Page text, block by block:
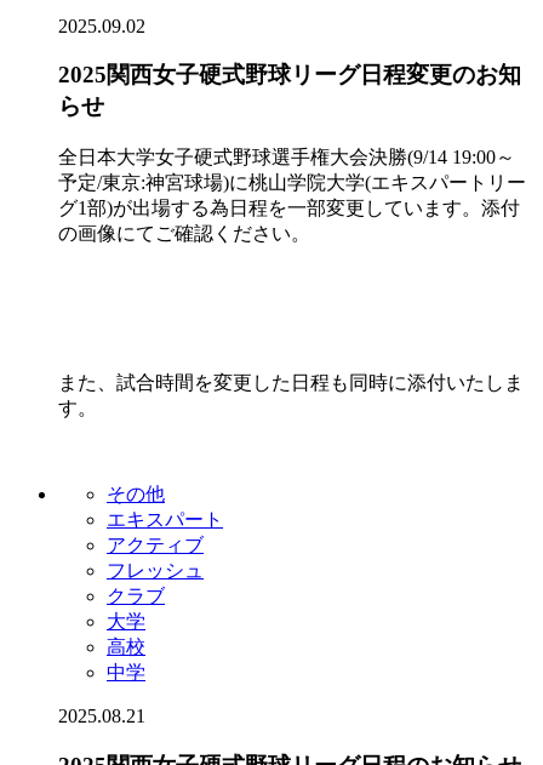
2025.09.02
2025関西女子硬式野球リーグ日程変更のお知
らせ
全日本大学女子硬式野球選手権大会決勝(9/14 19:00～
予定/東京:神宮球場)に桃山学院大学(エキスパートリー
グ1部)が出場する為日程を一部変更しています。添付
の画像にてご確認ください。
また、試合時間を変更した日程も同時に添付いたしま
す。
その他
エキスパート
アクティブ
フレッシュ
クラブ
大学
高校
中学
2025.08.21